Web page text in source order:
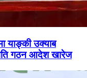
याङ्की उक्याब
गठन आदेश खारेज